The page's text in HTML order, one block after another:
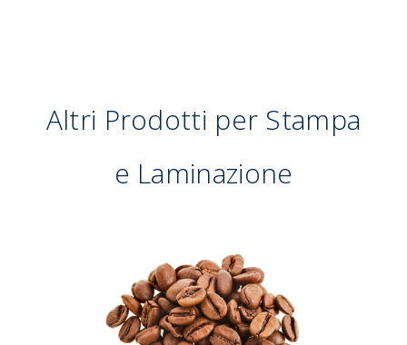
Altri Prodotti per Stampa
e Laminazione